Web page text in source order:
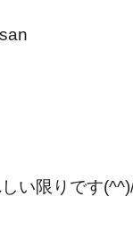
い限りです